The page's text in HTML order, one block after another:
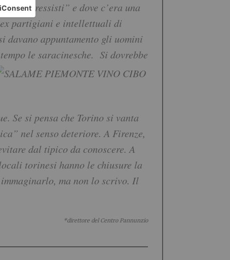
“progressisti” e dove c’era una
partigiani e intellettuali di
davano appuntamento gli uomini
le saracinesche. Si dovrebbe
Se si pensa che Torino si vanta
nel senso deteriore. A Firenze,
dal tipico da conoscere. A
torinesi hanno le chiusure la
ma non lo scrivo. Il
*direttore del Centro Pannunzio